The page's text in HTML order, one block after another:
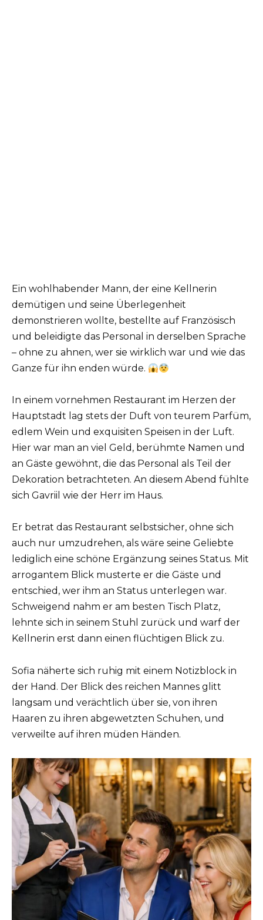
Ein wohlhabender Mann, der eine Kellnerin
demütigen und seine Überlegenheit
demonstrieren wollte, bestellte auf Französisch
und beleidigte das Personal in derselben Sprache
– ohne zu ahnen, wer sie wirklich war und wie das
Ganze für ihn enden würde.
In einem vornehmen Restaurant im Herzen der
Hauptstadt lag stets der Duft von teurem Parfüm,
edlem Wein und exquisiten Speisen in der Luft.
Hier war man an viel Geld, berühmte Namen und
an Gäste gewöhnt, die das Personal als Teil der
Dekoration betrachteten. An diesem Abend fühlte
sich Gavriil wie der Herr im Haus.
Er betrat das Restaurant selbstsicher, ohne sich
auch nur umzudrehen, als wäre seine Geliebte
lediglich eine schöne Ergänzung seines Status. Mit
arrogantem Blick musterte er die Gäste und
entschied, wer ihm an Status unterlegen war.
Schweigend nahm er am besten Tisch Platz,
lehnte sich in seinem Stuhl zurück und warf der
Kellnerin erst dann einen flüchtigen Blick zu.
Sofia näherte sich ruhig mit einem Notizblock in
der Hand. Der Blick des reichen Mannes glitt
langsam und verächtlich über sie, von ihren
Haaren zu ihren abgewetzten Schuhen, und
verweilte auf ihren müden Händen.